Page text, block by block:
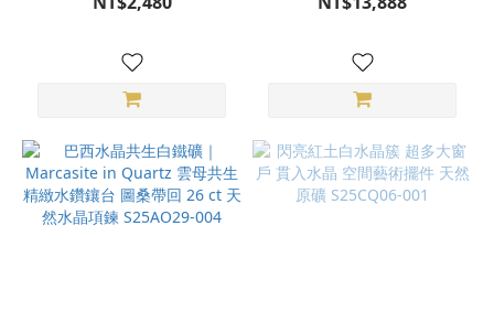
空間 天然水晶 附USB燈座
空間風水擺件 天然水晶 附訂